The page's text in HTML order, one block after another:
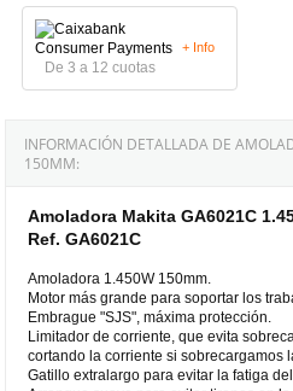
De 3 a 12 cuotas
+ Info
INFORMACIÓN DETALLADA DE
150MM:
Amoladora Makita GA6021C
Ref. GA6021C
Amoladora 1.450W 150mm.
Motor más grande para soportar los
Embrague "SJS", máxima protección.
Limitador de corriente, que evita
cortando la corriente si sobrecargamos
Gatillo extralargo para evitar la fatiga